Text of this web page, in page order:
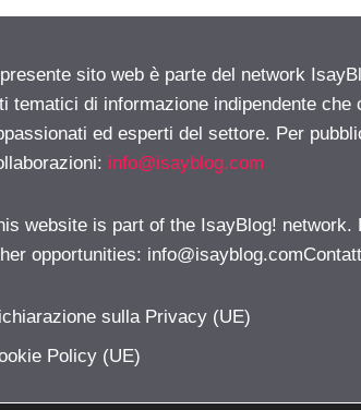
presente sito web è parte del network
tematici di informazione indipendente che
ed esperti del settore. Per
info@isayblog.com
website is part of the IsayBlog!
opportunities:
sulla Privacy (UE)
Policy (UE)